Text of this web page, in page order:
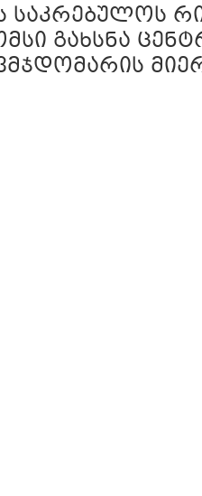
საკრებულოს
გახსნა